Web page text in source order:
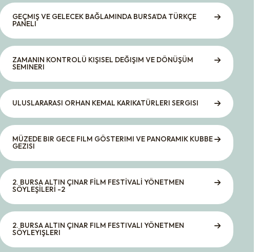
GEÇMIŞ VE GELECEK BAĞLAMINDA BURSA’DA TÜRKÇE
PANELI
ZAMANIN KONTROLÜ KIŞISEL DEĞIŞIM VE DÖNÜŞÜM
SEMINERI
ULUSLARARASI ORHAN KEMAL KARIKATÜRLERI SERGISI
MÜZEDE BIR GECE FILM GÖSTERIMI VE PANORAMIK KUBBE
GEZISI
2. BURSA ALTIN ÇINAR FİLM FESTİVALİ YÖNETMEN
SÖYLEŞİLERİ -2
2. BURSA ALTIN ÇINAR FILM FESTIVALI YÖNETMEN
SÖYLEYIŞLERI